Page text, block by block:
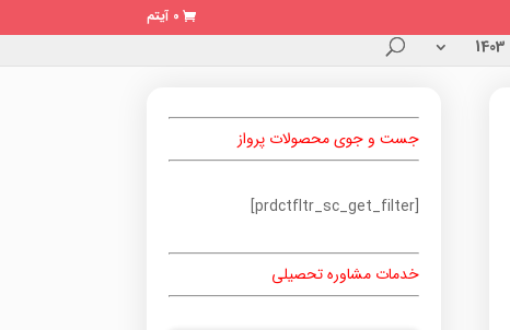
0 آیتم
جست و جوی محصولات پرواز
[prdctfltr_sc_get_filter]
خدمات مشاوره تحصیلی